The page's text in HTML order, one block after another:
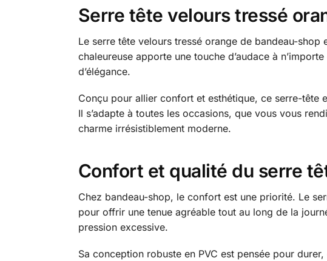
Serre tête velours tressé
Le serre tête velours tressé orange de bandeau-shop
chaleureuse apporte une touche d’audace à
d’élégance.
Conçu pour allier confort et esthétique, ce serre-tête
Il s’adapte à toutes les occasions, que vous vous
charme irrésistiblement moderne.
Confort et qualité du serre
Chez bandeau-shop, le confort est une priorité. Le
pour offrir une tenue agréable tout au long de la
pression excessive.
Sa conception robuste en PVC est pensée pour